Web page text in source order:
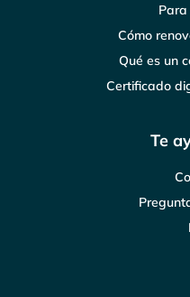
Cómo
Qué es un
Certificado
Te